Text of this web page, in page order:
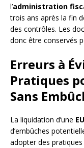
l’administration
trois ans après la fin
des contrôles. Les
donc être conservés
Erreurs à
Pratiques
Sans
La liquidation d’une
d’embûches
adopter des